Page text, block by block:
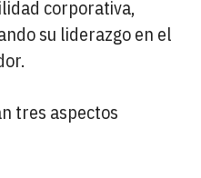
corporativa,
su liderazgo en el
tres aspectos